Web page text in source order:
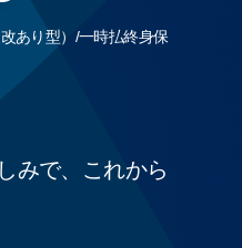
あり型）/一時払終身保
みで、これから